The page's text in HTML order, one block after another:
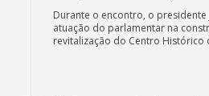
Durante o encontro, o presidente
atuação do parlamentar na
revitalização do Centro Histórico